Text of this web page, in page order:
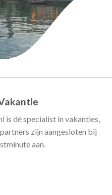
is dé specialist in vakanties,
zijn aangesloten bij
aan.